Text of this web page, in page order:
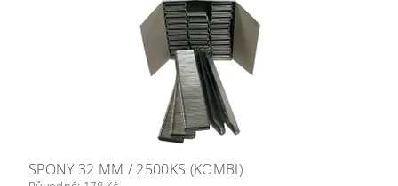
SPONY 32 MM / 2500KS (KOMBI)